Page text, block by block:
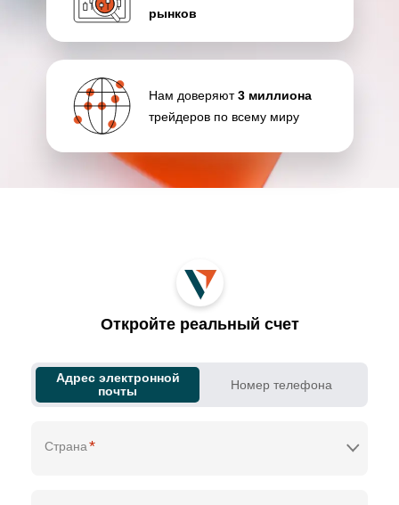
рынков
Нам доверяют3 миллиона
трейдеров по всему миру
Откройте реальный счет
Адрес электронной
почты
Номер телефона
Страна*